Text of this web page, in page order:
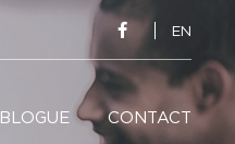
EN
BLOGUE CONTACT